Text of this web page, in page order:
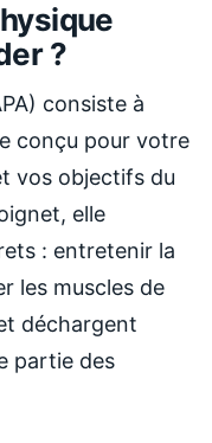
?
consiste à
conçu pour votre
vos objectifs du
elle
: entretenir la
les muscles de
déchargent
partie des